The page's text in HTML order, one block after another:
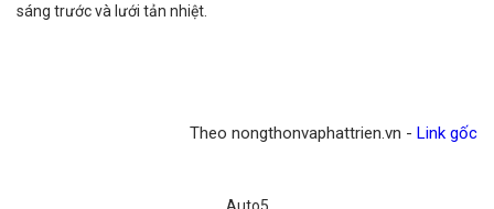
sáng trước và lưới tản nhiệt.
Theo nongthonvaphattrien.vn - Link gốc